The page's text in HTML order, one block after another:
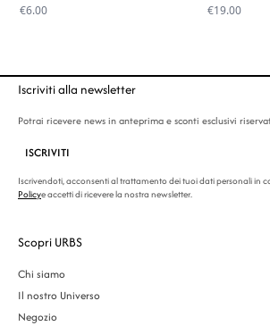
€6.00 €19.00
Iscriviti alla newsletter
Potrai ricevere news in anteprima e sconti esclusivi
ISCRIVITI
Iscrivendoti, acconsenti al trattamento dei tuoi dati personali in
Policye accetti di ricevere la nostra newsletter.
Scopri URBS
Chi siamo
Il nostro Universo
Negozio